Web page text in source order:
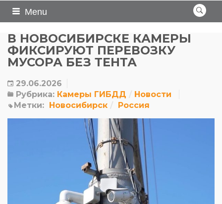
Menu
В НОВОСИБИРСКЕ КАМЕРЫ
ФИКСИРУЮТ ПЕРЕВОЗКУ
МУСОРА БЕЗ ТЕНТА
29.06.2026
Рубрика: Камеры ГИБДД
Новости
Метки: Новосибирск Россия